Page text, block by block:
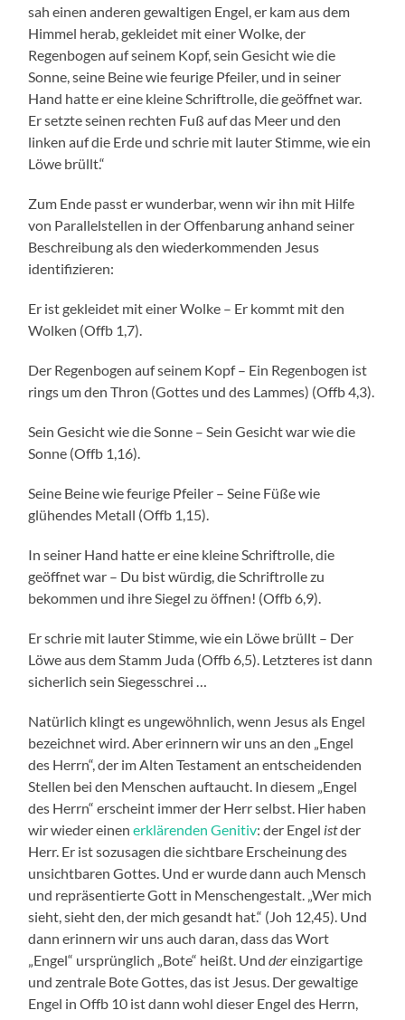
sah einen anderen gewaltigen Engel, er kam aus dem
Himmel herab, gekleidet mit einer Wolke, der
Regenbogen auf seinem Kopf, sein Gesicht wie die
Sonne, seine Beine wie feurige Pfeiler, und in seiner
Hand hatte er eine kleine Schriftrolle, die geöffnet war.
Er setzte seinen rechten Fuß auf das Meer und den
linken auf die Erde und schrie mit lauter Stimme, wie ein
Löwe brüllt.“
Zum Ende passt er wunderbar, wenn wir ihn mit Hilfe
von Parallelstellen in der Offenbarung anhand seiner
Beschreibung als den wiederkommenden Jesus
identifizieren:
Er ist gekleidet mit einer Wolke – Er kommt mit den
Wolken (Offb 1,7).
Der Regenbogen auf seinem Kopf – Ein Regenbogen ist
rings um den Thron (Gottes und des Lammes) (Offb 4,3).
Sein Gesicht wie die Sonne – Sein Gesicht war wie die
Sonne (Offb 1,16).
Seine Beine wie feurige Pfeiler – Seine Füße wie
glühendes Metall (Offb 1,15).
In seiner Hand hatte er eine kleine Schriftrolle, die
geöffnet war – Du bist würdig, die Schriftrolle zu
bekommen und ihre Siegel zu öffnen! (Offb 6,9).
Er schrie mit lauter Stimme, wie ein Löwe brüllt – Der
Löwe aus dem Stamm Juda (Offb 6,5). Letzteres ist dann
sicherlich sein Siegesschrei …
Natürlich klingt es ungewöhnlich, wenn Jesus als Engel
bezeichnet wird. Aber erinnern wir uns an den „Engel
des Herrn“, der im Alten Testament an entscheidenden
Stellen bei den Menschen auftaucht. In diesem „Engel
des Herrn“ erscheint immer der Herr selbst. Hier haben
wir wieder einenerklärenden Genitiv: der Engel istder
Herr. Er ist sozusagen die sichtbare Erscheinung des
unsichtbaren Gottes. Und er wurde dann auch Mensch
und repräsentierte Gott in Menschengestalt. „Wer mich
sieht, sieht den, der mich gesandt hat.“ (Joh 12,45). Und
dann erinnern wir uns auch daran, dass das Wort
„Engel“ ursprünglich „Bote“ heißt. Unddereinzigartige
und zentrale Bote Gottes, das ist Jesus. Der gewaltige
Engel in Offb 10 ist dann wohl dieser Engel des Herrn,